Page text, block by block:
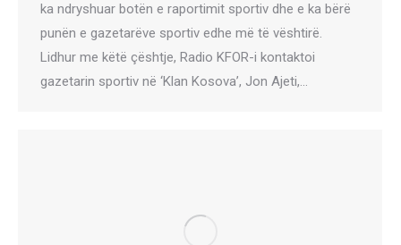
ka ndryshuar botën e raportimit sportiv dhe e ka bërë
punën e gazetarëve sportiv edhe më të vështirë.
Lidhur me këtë çështje, Radio KFOR-i kontaktoi
gazetarin sportiv në ‘Klan Kosova’, Jon Ajeti,…